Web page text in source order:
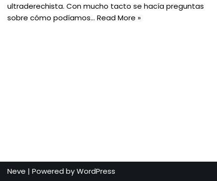
ultraderechista. Con mucho tacto se hacía preguntas
sobre cómo podíamos… Read More »
Neve | Powered byWordPress